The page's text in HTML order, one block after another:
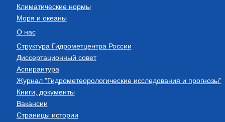
Климатические нормы
Моря и океаны
О нас
Структура Гидрометцентра России
Диссертационный совет
Аспирантура
Журнал "Гидрометеорологические исследования и прогнозы"
Книги, документы
Вакансии
Страницы истории